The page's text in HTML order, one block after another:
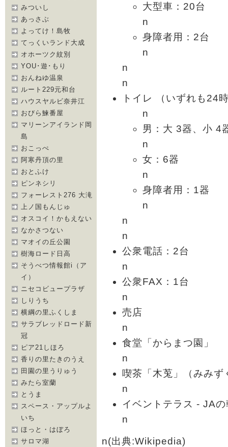
みついし
あっさぶ
よってけ！島牧
てっくいランド大成
オホーツク紋別
YOU･遊･もり
おんねゆ温泉
ルート229元和台
ハウスヤルビ奈井江
おびら鰊番屋
マリーンアイランド岡
島
おこっぺ
阿寒丹頂の里
おとふけ
ピンネシリ
フォーレスト276 大滝
上ノ国もんじゅ
オスコイ！かもえない
なかさつない
マオイの丘公園
樹海ロード日高
そうべつ情報館i（ア
イ）
ニセコビュープラザ
しりうち
横綱の里ふくしま
サラブレッドロード新
冠
ピア21しほろ
香りの里たきのうえ
田園の里うりゅう
みたら室蘭
とうま
スペース・アップルよ
いち
ほっと・はぼろ
サロマ湖
大型車：20台
n
身障者用：2台
n
n
n
トイレ （いずれも24
n
男：大 3器、小 4
n
女：6器
n
身障者用：1器
n
n
n
公衆電話：2台
n
公衆FAX：1台
n
売店
n
食堂「からまつ園」
n
喫茶「木莵」（みみず
n
イベントテラス - JA
n
n(出典:Wikipedia)